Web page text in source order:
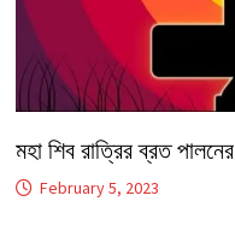
মহা শিব রাত্রির ব্রত
February 5, 2023